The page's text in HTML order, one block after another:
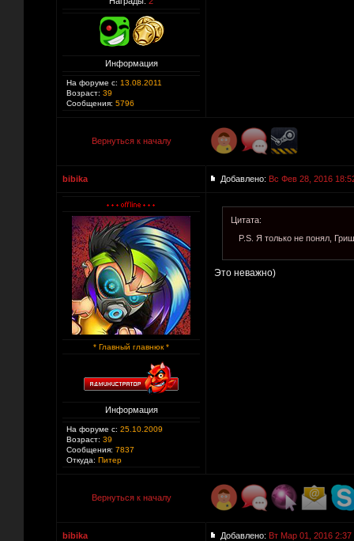
Информация
На форуме с: 13.08.2011
Возраст: 39
Сообщения: 5796
Вернуться к началу
bibika Добавлено: Вс Фев 28, 2016
* Главный главнюк *
Информация
На форуме с: 25.10.2009
Возраст: 39
Сообщения: 7837
Откуда: Питер
Цитата:
P.S. Я только не понял,
Это неважно)
Вернуться к началу
bibika Добавлено: Вт Мар 01, 2016 2:37